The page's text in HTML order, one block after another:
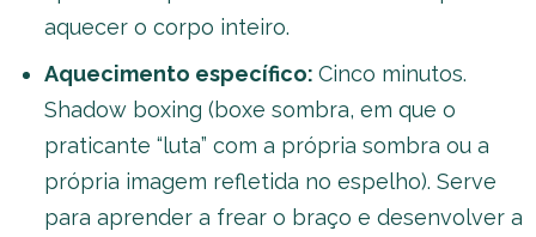
aquecer o corpo inteiro.
Aquecimento específico: Cinco minutos.
Shadow boxing (boxe sombra, em que o
praticante “luta” com a própria sombra ou a
própria imagem refletida no espelho). Serve
para aprender a frear o braço e desenvolver a